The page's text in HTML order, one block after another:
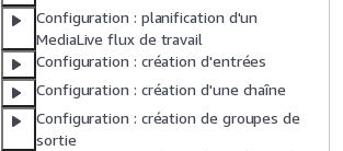
Configuration : planification d'un
MediaLive flux de travail
Configuration : création d'entrées
Configuration : création d'une chaîne
Configuration : création de groupes de
sortie